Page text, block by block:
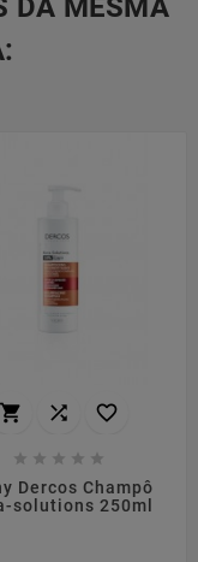
DA MESMA
  
    
Dercos Champô
solutions 250ml